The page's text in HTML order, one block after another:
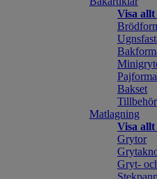
Visa
Bakset
Tillbehör
Matlagning
Visa
Grytor
Gryt-